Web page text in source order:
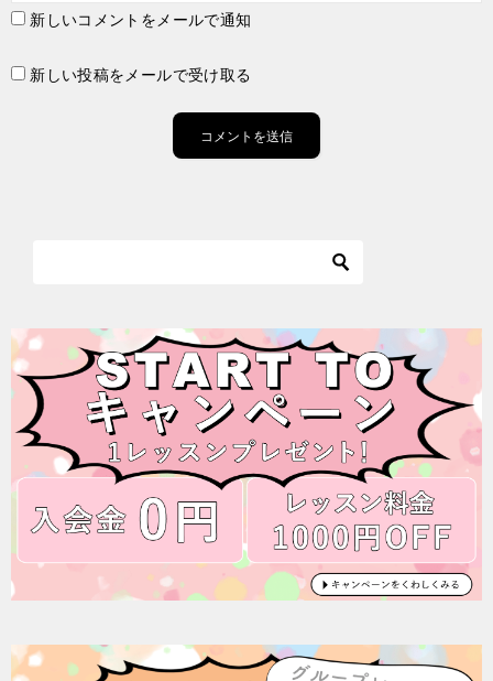
新しいコメントをメールで通知
新しい投稿をメールで受け取る